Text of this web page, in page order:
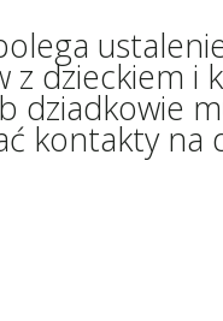
z dzieckiem i
dziadkowie
kontakty na